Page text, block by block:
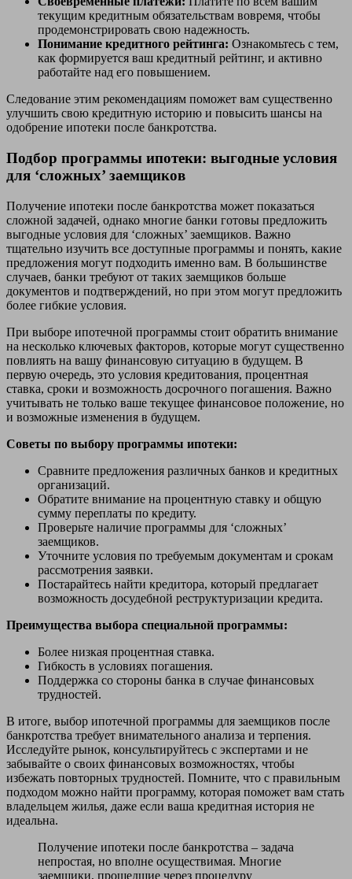
текущим кредитным обязательствам вовремя, чтобы
продемонстрировать свою надежность.
Понимание кредитного рейтинга: Ознакомьтесь с тем,
как формируется ваш кредитный рейтинг, и активно
работайте над его повышением.
Следование этим рекомендациям поможет вам существенно
улучшить свою кредитную историю и повысить шансы на
одобрение ипотеки после банкротства.
Подбор программы ипотеки: выгодные условия
для ‘сложных’ заемщиков
Получение ипотеки после банкротства может показаться
сложной задачей, однако многие банки готовы предложить
выгодные условия для ‘сложных’ заемщиков. Важно
тщательно изучить все доступные программы и понять, какие
предложения могут подходить именно вам. В большинстве
случаев, банки требуют от таких заемщиков больше
документов и подтверждений, но при этом могут предложить
более гибкие условия.
При выборе ипотечной программы стоит обратить внимание
на несколько ключевых факторов, которые могут существенно
повлиять на вашу финансовую ситуацию в будущем. В
первую очередь, это условия кредитования, процентная
ставка, сроки и возможность досрочного погашения. Важно
учитывать не только ваше текущее финансовое положение, но
и возможные изменения в будущем.
Советы по выбору программы ипотеки:
Сравните предложения различных банков и кредитных
организаций.
Обратите внимание на процентную ставку и общую
сумму переплаты по кредиту.
Проверьте наличие программы для ‘сложных’
заемщиков.
Уточните условия по требуемым документам и срокам
рассмотрения заявки.
Постарайтесь найти кредитора, который предлагает
возможность досудебной реструктуризации кредита.
Преимущества выбора специальной программы:
Более низкая процентная ставка.
Гибкость в условиях погашения.
Поддержка со стороны банка в случае финансовых
трудностей.
В итоге, выбор ипотечной программы для заемщиков после
банкротства требует внимательного анализа и терпения.
Исследуйте рынок, консультируйтесь с экспертами и не
забывайте о своих финансовых возможностях, чтобы
избежать повторных трудностей. Помните, что с правильным
подходом можно найти программу, которая поможет вам стать
владельцем жилья, даже если ваша кредитная история не
идеальна.
Получение ипотеки после банкротства – задача
непростая, но вполне осуществимая. Многие
заемщики, прошедшие через процедуру